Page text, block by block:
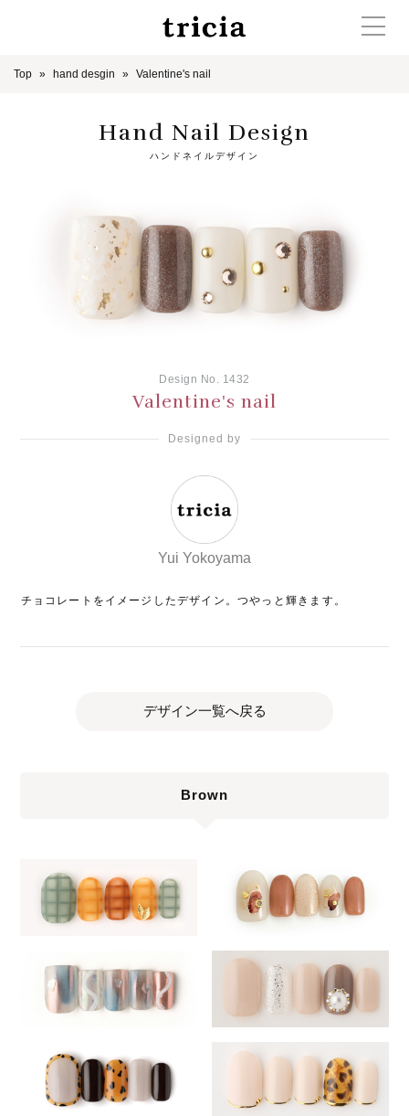
Top hand desgin Valentine's nail
Hand Nail Design
ハンドネイルデザイン
Design No. 1432
Valentine's nail
Designed by
Yui Yokoyama
チョコレートをイメージしたデザイン。つやっと輝きます。
デザイン一覧へ戻る
Brown